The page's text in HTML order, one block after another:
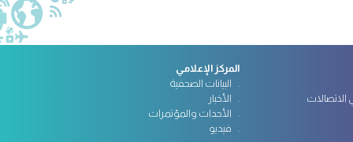
المركز الإعلامي
البيانات الصحفية
الأخبار
الأحداث والمؤتمرات
فيديو